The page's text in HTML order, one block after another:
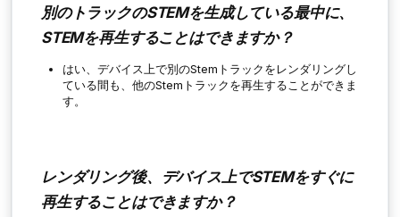
別のトラックのSTEMを生成している最中に、
STEMを再生することはできますか？
はい、デバイス上で別のStemトラックをレンダリングし
ている間も、他のStemトラックを再生することができま
す。
レンダリング後、デバイス上でSTEMをすぐに
再生することはできますか？